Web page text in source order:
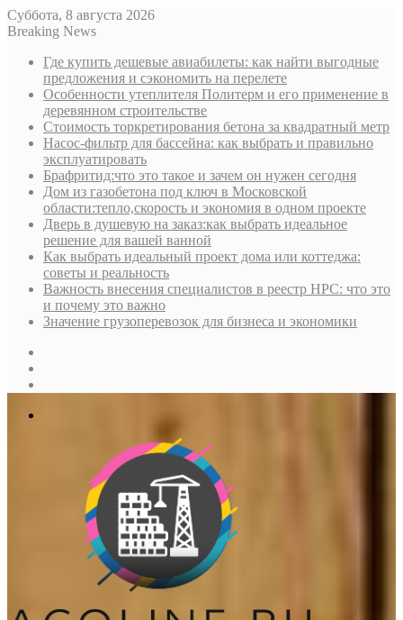
Суббота, 8 августа 2026
Breaking News
Где купить дешевые авиабилеты: как найти выгодные
предложения и сэкономить на перелете
Особенности утеплителя Политерм и его применение в
деревянном строительстве
Стоимость торкретирования бетона за квадратный метр
Насос-фильтр для бассейна: как выбрать и правильно
эксплуатировать
Брафритид:что это такое и зачем он нужен сегодня
Дом из газобетона под ключ в Московской
области:тепло,скорость и экономия в одном проекте
Дверь в душевую на заказ:как выбрать идеальное
решение для вашей ванной
Как выбрать идеальный проект дома или коттеджа:
советы и реальность
Важность внесения специалистов в реестр НРС: что это
и почему это важно
Значение грузоперевозок для бизнеса и экономики